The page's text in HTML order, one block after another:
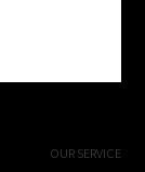
OUR SERVICE